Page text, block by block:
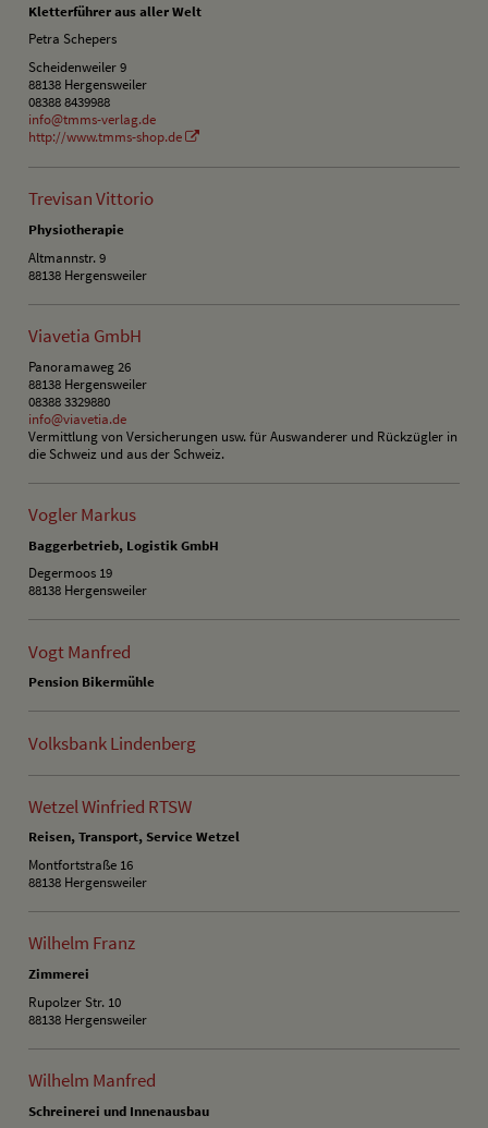
Kletterführer aus aller Welt
Petra Schepers
Scheidenweiler 9
88138 Hergensweiler
08388 8439988
info@tmms-verlag.de
http://www.tmms-shop.de
Trevisan Vittorio
Physiotherapie
Altmannstr. 9
88138 Hergensweiler
Viavetia GmbH
Panoramaweg 26
88138 Hergensweiler
08388 3329880
info@viavetia.de
Vermittlung von Versicherungen usw. für Auswanderer und Rückzügler in
die Schweiz und aus der Schweiz.
Vogler Markus
Baggerbetrieb, Logistik GmbH
Degermoos 19
88138 Hergensweiler
Vogt Manfred
Pension Bikermühle
Volksbank Lindenberg
Wetzel Winfried RTSW
Reisen, Transport, Service Wetzel
Montfortstraße 16
88138 Hergensweiler
Wilhelm Franz
Zimmerei
Rupolzer Str. 10
88138 Hergensweiler
Wilhelm Manfred
Schreinerei und Innenausbau